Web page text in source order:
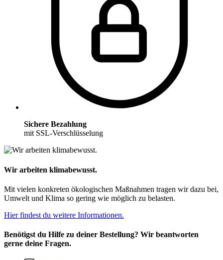
Sichere Bezahlung
mit SSL-Verschlüsselung
Wir arbeiten klimabewusst.
Mit vielen konkreten ökologischen Maßnahmen tragen wir dazu bei,
Umwelt und Klima so gering wie möglich zu belasten.
Hier findest du weitere Informationen.
Benötigst du Hilfe zu deiner Bestellung? Wir beantworten
gerne deine Fragen.